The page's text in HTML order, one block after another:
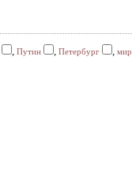
, Путин , Петербург , мир